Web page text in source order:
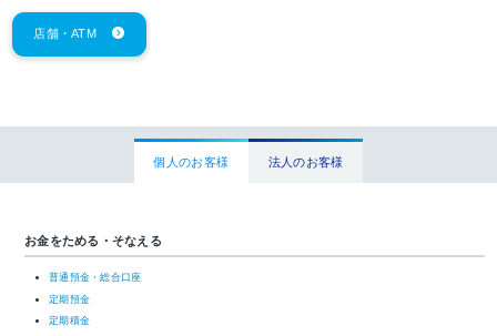
店舗・ATM
個人のお客様 法人のお客様
お金をためる・そなえる
普通預金・総合口座
定期預金
定期積金